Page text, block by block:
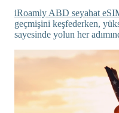
iRoamly ABD seyahat
geçmişini keşfederken,
sayesinde yolun her